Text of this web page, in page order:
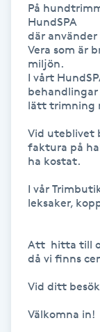
Hudvård
Hyaluronsyra
Hyperhidros
Hypnos
Hårborttagning
Hårförlängning
På
HundSPA
där
Vera som är
miljön.
I vårt
lätt trimning
Vid uteblivet
faktura på
ha kostat.
I vår
leksaker,
Att  hitta till
då vi finns
Vid ditt
Välkomna in!